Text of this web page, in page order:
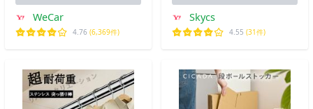
WeCar
4.76 (6,369件)
Skycs
4.55 (31件)